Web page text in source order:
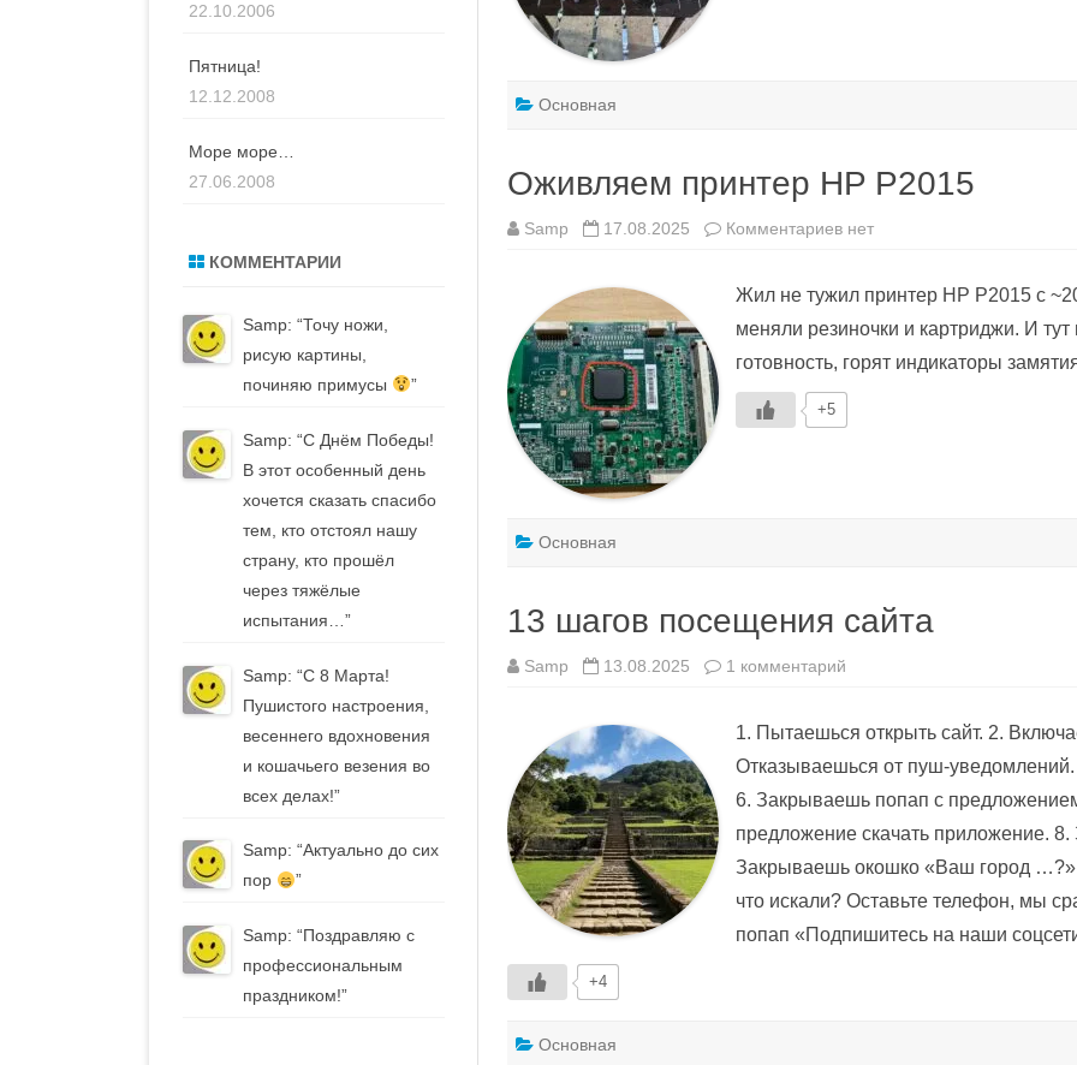
Основная
Оживляем принтер HP P2015
Samp 17.08.2025 Комментариевк
HP
P2015
нет
Жил не тужил принтер HP P2015 с
меняли резиночки и картриджи. И
готовность, горят индикаторы
+5
Основная
13 шагов посещения сайта
Samp 13.08.2025 1 комментарий
посещения
1. Пытаешься открыть сайт. 2.
Отказываешься от пуш-
6. Закрываешь попап с
предложение скачать приложение.
Закрываешь окошко «Ваш город
что искали? Оставьте телефон, мы
попап «Подпишитесь на наши
+4
Основная
22.10.2006
Пятница!
12.12.2008
Море море…
27.06.2008
КОММЕНТАРИИ
Samp: “Точу ножи,
рисую картины,
починяю примусы
”
Samp: “С Днём Победы!
В этот особенный день
хочется сказать спасибо
тем, кто отстоял нашу
страну, кто прошёл
через тяжёлые
испытания… ”
Samp: “С 8 Марта!
Пушистого настроения,
весеннего вдохновения
и кошачьего везения во
всех делах!”
Samp: “Актуально до сих
пор
”
Samp: “Поздравляю с
профессиональным
праздником!”